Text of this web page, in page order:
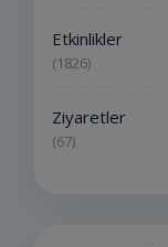
Etkinlikler
(1826)
Ziyaretler
(67)